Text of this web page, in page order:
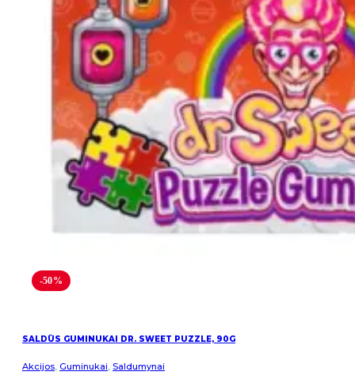
-50%
SALDŪS GUMINUKAI DR. SWEET PUZZLE, 90G
Akcijos Guminukai Saldumynai